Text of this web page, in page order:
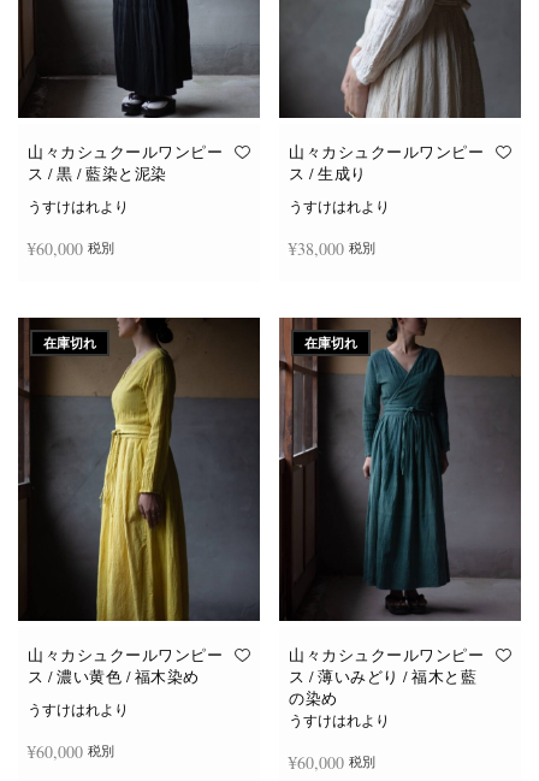
山々カシュクールワンピー
ス / 黒 / 藍染と泥染
うすけはれより
¥60,000 税別
山々カシュクールワンピー
ス / 生成り
うすけはれより
¥38,000 税別
在庫切れ
山々カシュクールワンピー
ス / 濃い黄色 / 福木染め
うすけはれより
¥60,000 税別
在庫切れ
山々カシュクールワンピー
ス / 薄いみどり / 福木と藍
の染め
うすけはれより
¥60,000 税別